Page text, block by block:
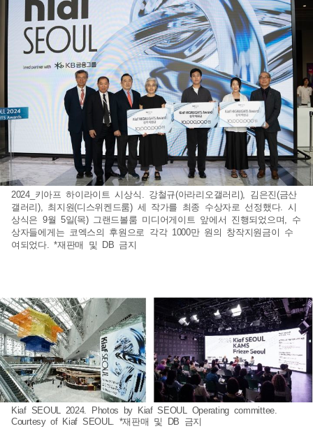
2024_키아프 하이라이트 시상식. 강철규(아라리오갤러리), 김은진(금산
갤러리), 최지원(디스위켄드룸) 세 작가를 최종 수상자로 선정했다. 시
상식은 9월 5일(목) 그랜드볼룸 미디어게이트 앞에서 진행되었으며, 수
상자들에게는 코엑스의 후원으로 각각 1000만 원의 창작지원금이 수
여되었다. *재판매 및 DB 금지
Kiaf SEOUL 2024. Photos by Kiaf SEOUL Operating committee.
Courtesy of Kiaf SEOUL. *재판매 및 DB 금지